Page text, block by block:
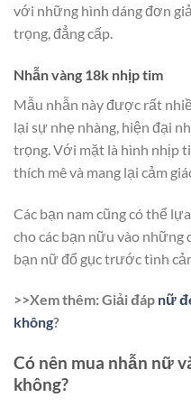
với những hình dáng đơn
trọng, đẳng cấp.
Nhẫn vàng 18k nhịp tim
Mẫu nhẫn này được rất
lại sự nhẹ nhàng, hiện đại
trọng. Với mặt là hình nhịp
thích mê và mang lại cảm
Các bạn nam cũng có thể
cho các bạn nữu vào những
bạn nữ đổ gục trước tình
>>Xem thêm: Giải đáp nữ
không?
Có nên mua nhẫn nữ
không?